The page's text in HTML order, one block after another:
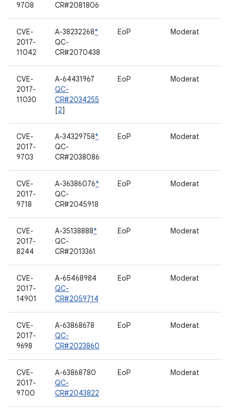
9708
CR#2081806
CVE-
2017-
11042
A-38232268*
QC-
CR#2070438
EoP Moderat
CVE-
2017-
11030
A-64431967
QC-
CR#2034255
[2]
EoP Moderat
CVE-
2017-
9703
A-34329758*
QC-
CR#2038086
EoP Moderat
CVE-
2017-
9718
A-36386076*
QC-
CR#2045918
EoP Moderat
CVE-
2017-
8244
A-35138888*
QC-
CR#2013361
EoP Moderat
CVE-
2017-
14901
A-65468984
QC-
CR#2059714
EoP Moderat
CVE-
2017-
9698
A-63868678
QC-
CR#2023860
EoP Moderat
CVE-
2017-
9700
A-63868780
QC-
CR#2043822
EoP Moderat